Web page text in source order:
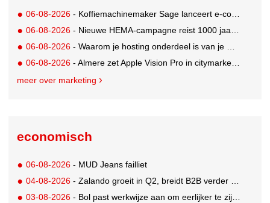
06-08-2026 - Koffiemachinemaker Sage lanceert e-commerceplatform voor koffieliefhebbers
06-08-2026 - Nieuwe HEMA-campagne reist 1000 jaar terug in de tijd naar 'Hemastein'
06-08-2026 - Waarom je hosting onderdeel is van je merkstrategie
06-08-2026 - Almere zet Apple Vision Pro in citymarketing
meer over marketing
economisch
06-08-2026 - MUD Jeans failliet
04-08-2026 - Zalando groeit in Q2, breidt B2B verder uit en innoveert met AI
03-08-2026 - Bol past werkwijze aan om eerlijker te zijn naar verkopers en consumenten